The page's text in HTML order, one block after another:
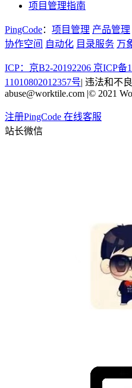
项目管理指南
PingCode： 项目管理 产品管理
协作空间 自动化 目录服务 万
ICP：京B2-20192206 京ICP备
11010802012357号| 违法和不
abuse@worktile.com |© 2021
注册PingCode 在线客服
站长微信